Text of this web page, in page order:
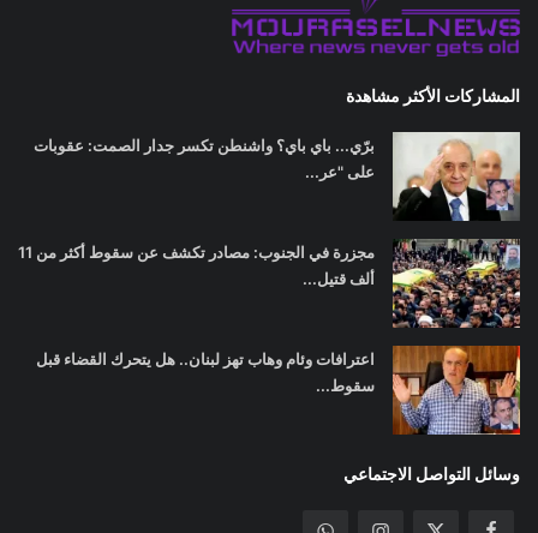
المشاركات الأكثر مشاهدة
برّي... باي باي؟ واشنطن تكسر جدار الصمت: عقوبات
على "عر...
مجزرة في الجنوب: مصادر تكشف عن سقوط أكثر من 11
ألف قتيل...
اعترافات وئام وهاب تهز لبنان.. هل يتحرك القضاء قبل
سقوط...
وسائل التواصل الاجتماعي